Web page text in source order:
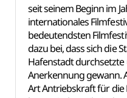
seit seinem Beginn im
internationales
bedeutendsten
dazu bei, dass sich die
Hafenstadt
Anerkennung gewann.
Art Antriebskraft für